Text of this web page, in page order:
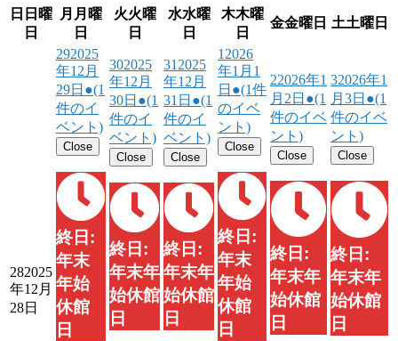
日 日曜
日
月 月曜
日
火火曜
日
水水曜
日
木木曜
日
金金曜日 土土曜日
282025
年12月
28日
292025
年12月
29日 ●(1
件のイ
ベント)
Close
終日:
年末
年始
休館
日
302025
年12月
30日 ●(1
件のイ
ベント)
Close
終日:
年末年
始休館
日
31 2025
年12月
31日 ●(1
件のイ
ベント)
Close
終日:
年末年
始休館
日
1 2026
年1月1
日 ●(1件
のイベ
ント)
Close
終日:
年末
年始
休館
日
22026年1
月2日 ●(1
件のイベ
ント)
Close
終日:
年末年
始休館
日
32026年1
月3日 ●(1
件のイベ
ント)
Close
終日:
年末年
始休館
日